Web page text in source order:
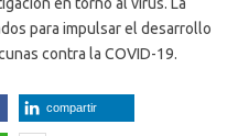
en torno al virus. La
para impulsar el desarrollo
contra la COVID-19.
compartir